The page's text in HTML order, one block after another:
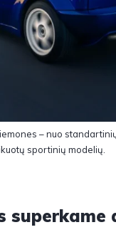
– nuo
sportinių modelių.